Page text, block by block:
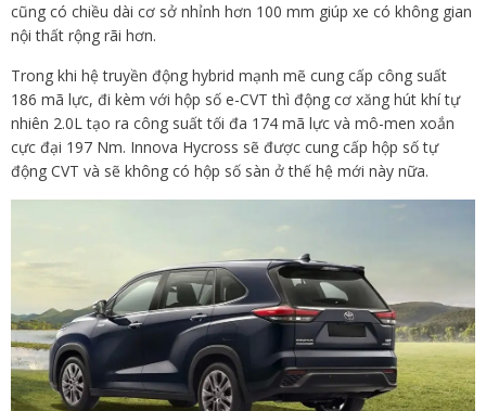
cũng có chiều dài cơ sở nhỉnh hơn 100 mm giúp xe có không gian
nội thất rộng rãi hơn.
Trong khi hệ truyền động hybrid mạnh mẽ cung cấp công suất
186 mã lực, đi kèm với hộp số e-CVT thì động cơ xăng hút khí tự
nhiên 2.0L tạo ra công suất tối đa 174 mã lực và mô-men xoắn
cực đại 197 Nm. Innova Hycross sẽ được cung cấp hộp số tự
động CVT và sẽ không có hộp số sàn ở thế hệ mới này nữa.